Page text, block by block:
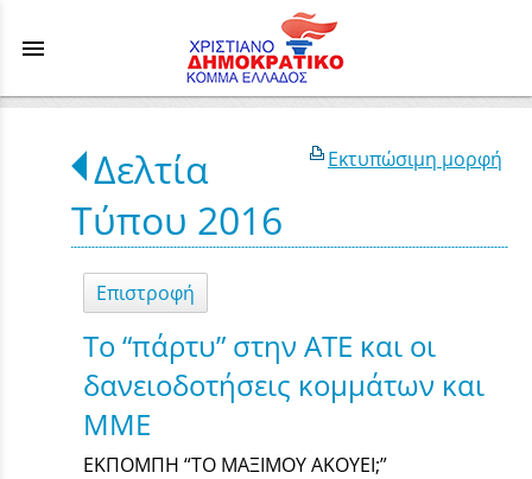
menu
Εκτυπώσιμη μορφή
Δελτία
Τύπου 2016
Επιστροφή
Το “πάρτυ” στην ΑΤΕ και οι
δανειοδοτήσεις κομμάτων και
ΜΜΕ
ΕΚΠΟΜΠΗ “ΤΟ ΜΑΞΙΜΟΥ ΑΚΟΥΕΙ;”